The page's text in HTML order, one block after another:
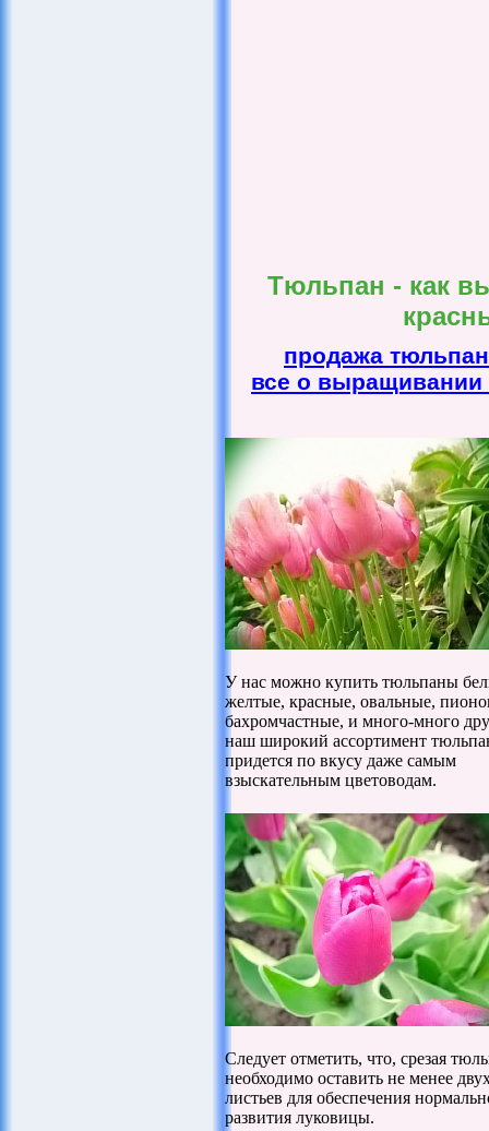
Тюльпан - как
продажа
все о выращивании
У нас можно купить тюльпаны
желтые, красные, овальные,
бахромчастные, и много-много
наш широкий ассортимент
придется по вкусу даже самым
взыскательным цветоводам.
Следует отметить, что, срезая
необходимо оставить не менее
листьев для обеспечения
развития луковицы.